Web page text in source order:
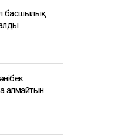
басшылық
алмайтын